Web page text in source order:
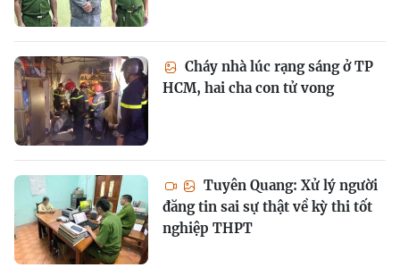
Cháy nhà lúc rạng sáng ở TP
HCM, hai cha con tử vong
Tuyên Quang: Xử lý người
đăng tin sai sự thật về kỳ thi tốt
nghiệp THPT